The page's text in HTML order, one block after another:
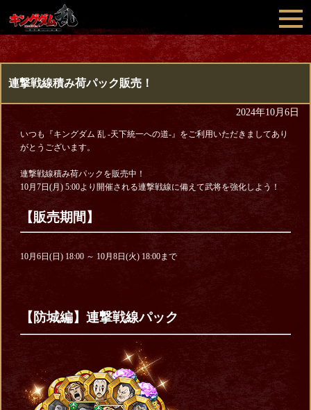
連撃戦線積み荷パック販売！
2024年10月6日
いつも『キングダム 乱 -天下統一への道-』をご利用いただきましてあり
がとうございます。
連撃戦線積み荷パックを販売中！
10月7日(月) 5:00より開催される連撃戦線に備えて武将を強化しよう！
【販売期間】
10月6日(日) 18:00 ～ 10月8日(火) 18:00まで
【防城編】連撃戦線パック